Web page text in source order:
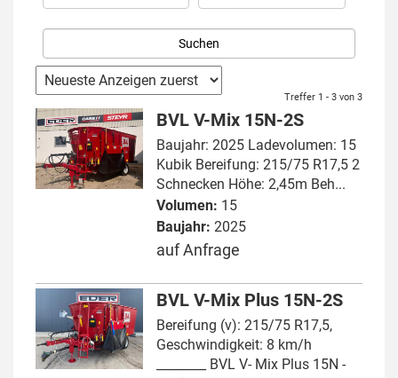
Treffer 1 - 3 von 3
BVL V-Mix 15N-2S
Baujahr: 2025 Ladevolumen: 15
Kubik Bereifung: 215/75 R17,5 2
Schnecken Höhe: 2,45m Beh...
Volumen: 15
Baujahr: 2025
auf Anfrage
BVL V-Mix Plus 15N-2S
Bereifung (v): 215/75 R17,5,
Geschwindigkeit: 8 km/h
________ BVL V- Mix Plus 15N -